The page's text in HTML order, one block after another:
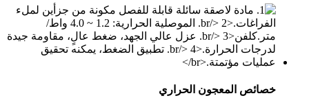
خصائص المعجون الحراري